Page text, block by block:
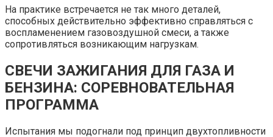
На практике встречается не так много деталей,
способных действительно эффективно справляться с
воспламенением газовоздушной смеси, а также
сопротивляться возникающим нагрузкам.
СВЕЧИ ЗАЖИГАНИЯ ДЛЯ ГАЗА И
БЕНЗИНА: СОРЕВНОВАТЕЛЬНАЯ
ПРОГРАММА
Испытания мы подогнали под принцип двухтопливности